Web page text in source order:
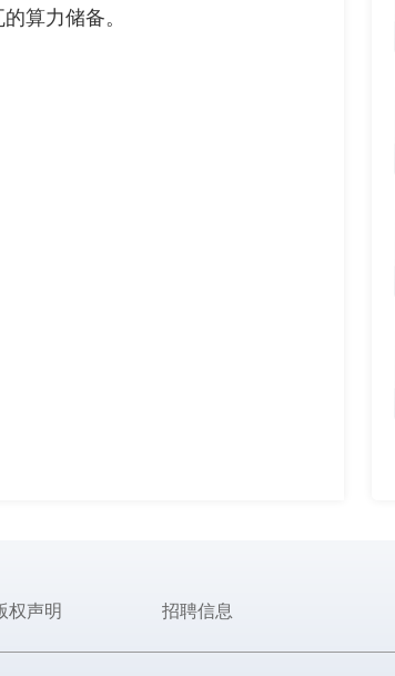
算力储备。
权声明 招聘信息